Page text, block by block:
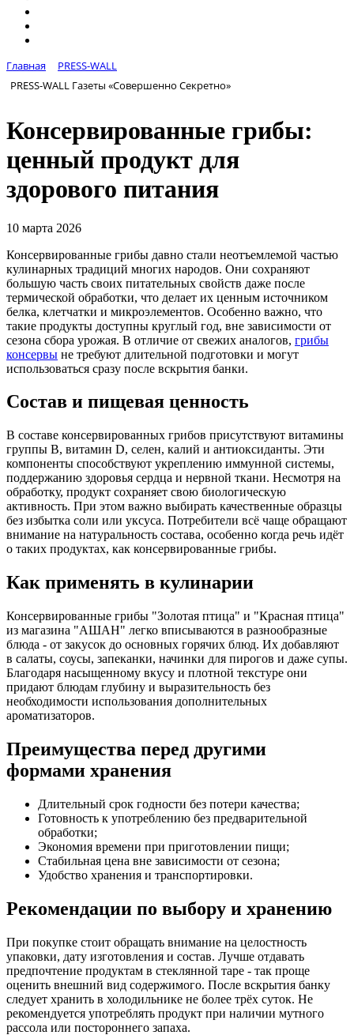
Главная
PRESS-WALL
PRESS-WALL Газеты «Совершенно Секретно»
Консервированные грибы:
ценный продукт для
здорового питания
10 марта 2026
Консервированные грибы давно стали неотъемлемой частью
кулинарных традиций многих народов. Они сохраняют
большую часть своих питательных свойств даже после
термической обработки, что делает их ценным источником
белка, клетчатки и микроэлементов. Особенно важно, что
такие продукты доступны круглый год, вне зависимости от
сезона сбора урожая. В отличие от свежих аналогов, грибы
консервы не требуют длительной подготовки и могут
использоваться сразу после вскрытия банки.
Состав и пищевая ценность
В составе консервированных грибов присутствуют витамины
группы B, витамин D, селен, калий и антиоксиданты. Эти
компоненты способствуют укреплению иммунной системы,
поддержанию здоровья сердца и нервной ткани. Несмотря на
обработку, продукт сохраняет свою биологическую
активность. При этом важно выбирать качественные образцы
без избытка соли или уксуса. Потребители всё чаще обращают
внимание на натуральность состава, особенно когда речь идёт
о таких продуктах, как консервированные грибы.
Как применять в кулинарии
Консервированные грибы "Золотая птица" и "Красная птица"
из магазина "АШАН" легко вписываются в разнообразные
блюда - от закусок до основных горячих блюд. Их добавляют
в салаты, соусы, запеканки, начинки для пирогов и даже супы.
Благодаря насыщенному вкусу и плотной текстуре они
придают блюдам глубину и выразительность без
необходимости использования дополнительных
ароматизаторов.
Преимущества перед другими
формами хранения
Длительный срок годности без потери качества;
Готовность к употреблению без предварительной
обработки;
Экономия времени при приготовлении пищи;
Стабильная цена вне зависимости от сезона;
Удобство хранения и транспортировки.
Рекомендации по выбору и хранению
При покупке стоит обращать внимание на целостность
упаковки, дату изготовления и состав. Лучше отдавать
предпочтение продуктам в стеклянной таре - так проще
оценить внешний вид содержимого. После вскрытия банку
следует хранить в холодильнике не более трёх суток. Не
рекомендуется употреблять продукт при наличии мутного
рассола или постороннего запаха.